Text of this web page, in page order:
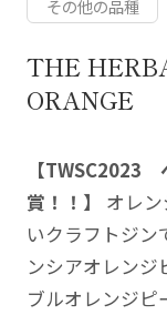
その他の品種
THE
ORANGE
【TWSC2023
賞！！】
オレ
いクラフトジン
ンシアオレンジ
ブルオレンジピ